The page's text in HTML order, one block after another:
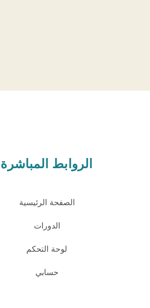
الروابط المباشرة
الصفحة الرئيسية
الدورات
لوحة التحكم
حسابي